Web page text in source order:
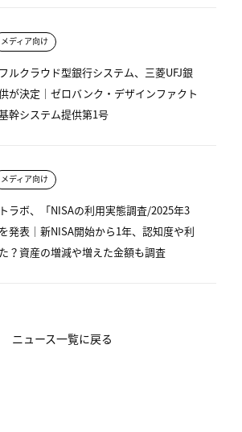
メディア向け
ルクラウド型銀行システム、三菱UFJ銀
が決定｜ゼロバンク・デザインファクト
幹システム提供第1号
メディア向け
ラボ、「NISAの利用実態調査/2025年3
発表｜新NISA開始から1年、認知度や利
？資産の増減や増えた金額も調査
ニュース一覧に戻る